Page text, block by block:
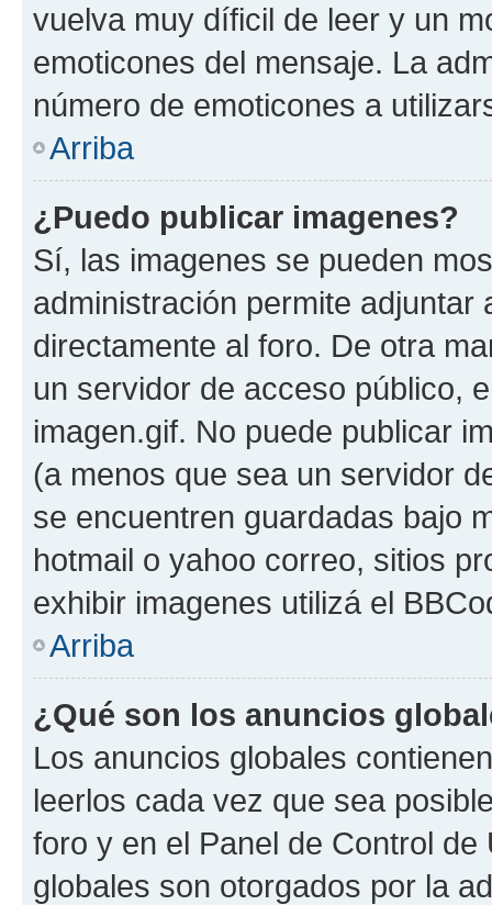
vuelva muy díficil de leer y un
emoticones del mensaje. La
número de emoticones a
Arriba
¿Puedo publicar imagenes?
Sí, las imagenes se pueden
administración permite
directamente al foro. De otra
un servidor de acceso público,
imagen.gif. No puede publicar
(a menos que sea un servidor
se encuentren guardadas bajo
hotmail o yahoo correo, sitios
exhibir imagenes utilizá el
Arriba
¿Qué son los anuncios
Los anuncios globales
leerlos cada vez que sea
foro y en el Panel de Control
globales son otorgados por la